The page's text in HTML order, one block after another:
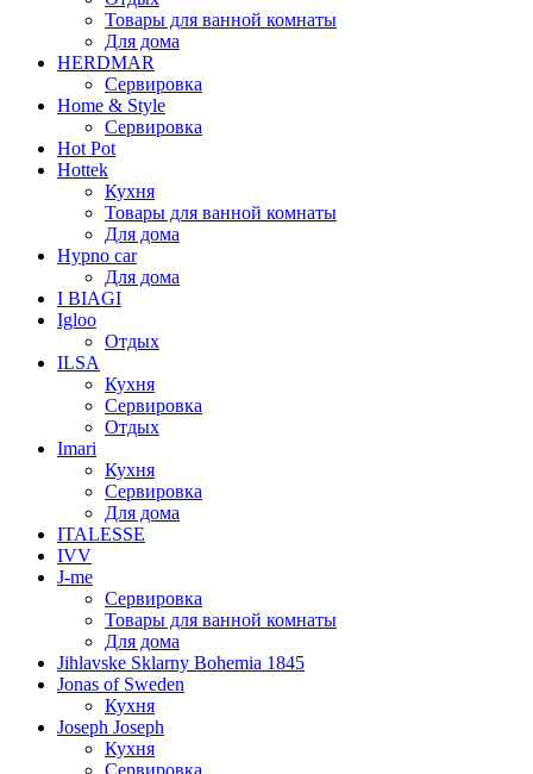
Товары для ванной комнаты
Для дома
HERDMAR
Сервировка
Home & Style
Сервировка
Hot Pot
Hottek
Кухня
Товары для ванной комнаты
Для дома
Hypno car
Для дома
I BIAGI
Igloo
Отдых
ILSA
Кухня
Сервировка
Отдых
Imari
Кухня
Сервировка
Для дома
ITALESSE
IVV
J-me
Сервировка
Товары для ванной комнаты
Для дома
Jihlavske Sklarny Bohemia 1845
Jonas of Sweden
Кухня
Joseph Joseph
Кухня